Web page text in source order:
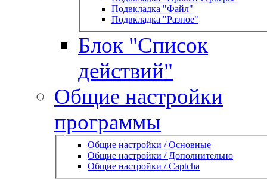
Подвкладка "Файл"
Подвкладка "Разное"
Блок "Список
действий"
Общие настройки
программы
Общие настройки / Основные
Общие настройки / Дополнительно
Общие настройки / Captcha